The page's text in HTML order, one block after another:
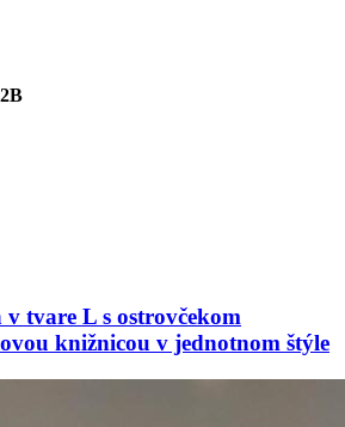
tvare L s ostrovčekom
knižnicou v jednotnom štýle